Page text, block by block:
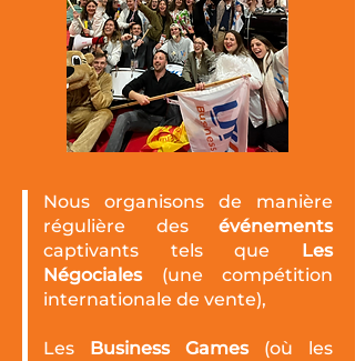
Nous organisons de manière
régulière des événements
captivants tels que Les
Négociales (une compétition
internationale de vente),
Les Business Games (où les